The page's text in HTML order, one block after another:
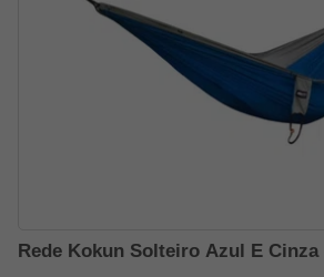
Rede Kokun Solteiro Azul E Cinza